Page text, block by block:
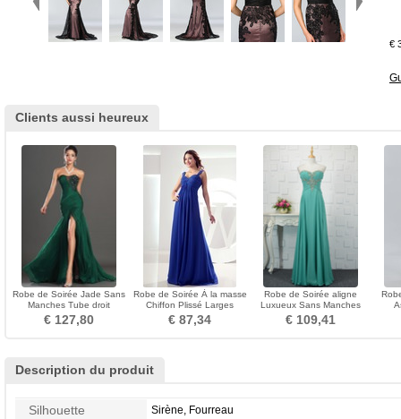
€
Clients aussi heureux
Robe de Soirée Jade Sans
Manches Tube droit
Glamour Chiffon Zip
€ 127,80
Robe de Soirée À la masse
Chiffon Plissé Larges
Bretelles Sans Manches
€ 87,34
Robe de Soirée aligne
Luxueux Sans Manches
Train de petit Naturel taille
€ 109,41
Description du produit
Silhouette Sirène, Fourreau